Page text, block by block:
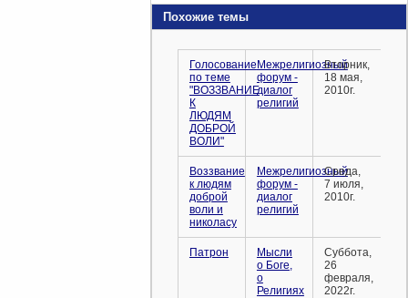
Похожие темы
Голосование
по теме
"ВОЗЗВАНИЕ
К
ЛЮДЯМ
ДОБРОЙ
ВОЛИ"
Межрелигиозный
форум -
диалог
религий
Вторник,
18 мая,
2010г.
Воззвание
к людям
доброй
воли и
николасу
Межрелигиозный
форум -
диалог
религий
Среда,
7 июля,
2010г.
Патрон
Мысли
о Боге,
о
Религиях
Суббота,
26
февраля,
2022г.